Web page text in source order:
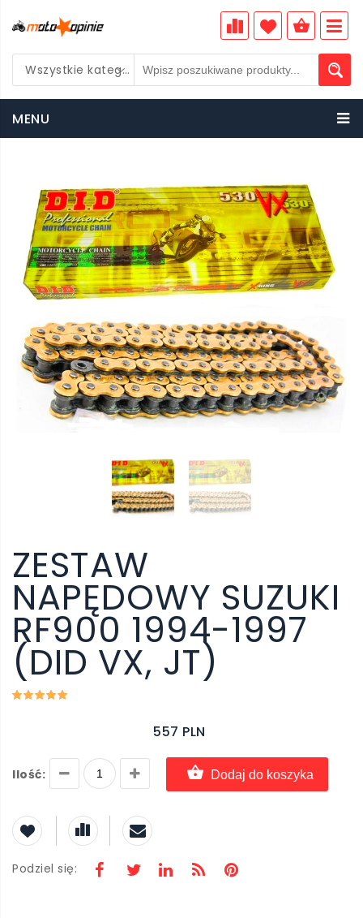
Wszystkie kategorie
MENU
ZESTAW
NAPĘDOWY SUZUKI
RF900 1994-1997
(DID VX, JT)
557 PLN
Ilość: Dodaj do koszyka
Podziel się: